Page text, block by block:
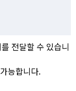
전달할 수 있습니
능합니다.